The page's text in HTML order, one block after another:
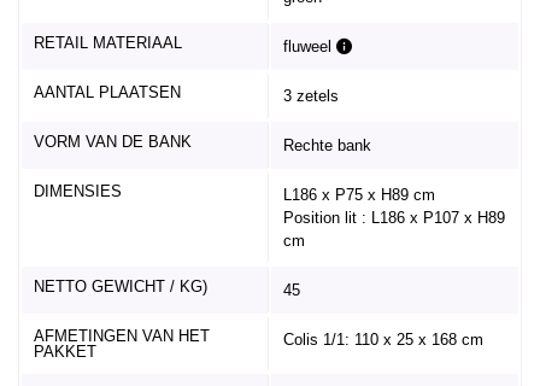
RETAIL MATERIAAL fluweel
AANTAL PLAATSEN 3 zetels
VORM VAN DE BANK Rechte bank
DIMENSIES
L186 x P75 x H89 cm
Position lit : L186 x P107 x H89
cm
NETTO GEWICHT / KG) 45
AFMETINGEN VAN HET
PAKKET
Colis 1/1: 110 x 25 x 168 cm